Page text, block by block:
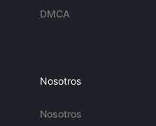
DMCA
Nosotros
Nosotros